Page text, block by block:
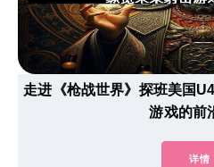
走进《枪战世界》探班美国
游戏的前
详情